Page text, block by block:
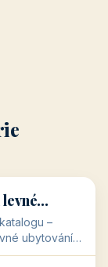
34 objektů
–
ubytování –
připraveny